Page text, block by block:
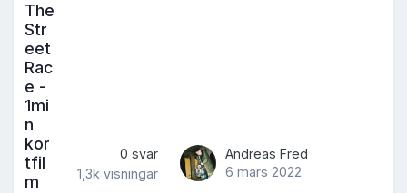
The
Str
eet
Rac
e -
1mi
n
kor
tfil
m
0 svar
1,3k visningar
Andreas Fred
6 mars 2022